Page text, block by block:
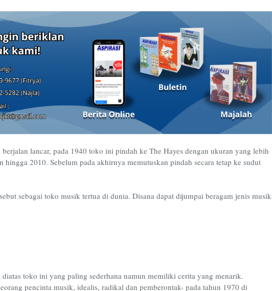
lancar, pada 1940 toko ini pindah ke The Hayes dengan ukuran yang lebih
hingga 2010. Sebelum pada akhirnya memutuskan pindah secara tetap ke sudut
sebagai toko musik tertua di dunia. Disana dapat dijumpai beragam jenis musik
toko ini yang paling sederhana namun memiliki cerita yang menarik.
pencinta musik, idealis, radikal dan pemberontak- pada tahun 1970 di